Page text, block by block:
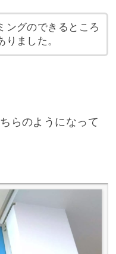
ングのできるところ
ました。
らのようになって